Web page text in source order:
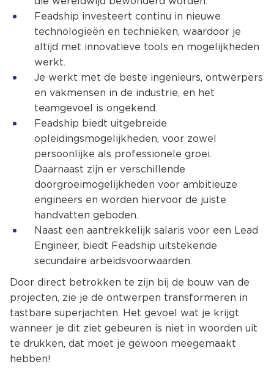
Feadship investeert continu in nieuwe
technologieën en technieken, waardoor je
altijd met innovatieve tools en mogelijkheden
werkt.
Je werkt met de beste ingenieurs, ontwerpers
en vakmensen in de industrie, en het
teamgevoel is ongekend.
Feadship biedt uitgebreide
opleidingsmogelijkheden, voor zowel
persoonlijke als professionele groei.
Daarnaast zijn er verschillende
doorgroeimogelijkheden voor ambitieuze
engineers en worden hiervoor de juiste
handvatten geboden.
Naast een aantrekkelijk salaris voor een Lead
Engineer, biedt Feadship uitstekende
secundaire arbeidsvoorwaarden.
Door direct betrokken te zijn bij de bouw van de
projecten, zie je de ontwerpen transformeren in
tastbare superjachten. Het gevoel wat je krijgt
wanneer je dit ziet gebeuren is niet in woorden uit
te drukken, dat moet je gewoon meegemaakt
hebben!